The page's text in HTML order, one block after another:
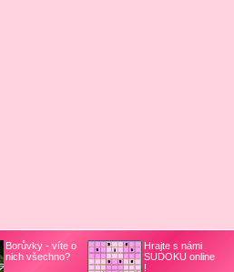
Borůvky - víte o
nich všechno?
Hrajte s námi
SUDOKU online
!